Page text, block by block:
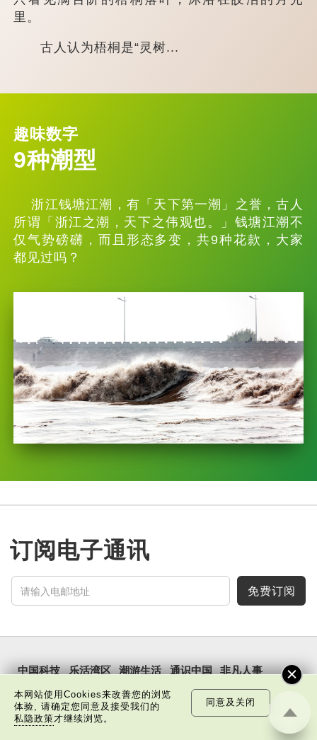
里。
古人认为梧桐是“灵树...
趣味数字
9种潮型
浙江钱塘江潮，有「天下第一潮」之誉，古人
所谓「浙江之潮，天下之伟观也。」钱塘江潮不
仅气势磅礴，而且形态多变，共9种花款，大家
都见过吗？
订阅电子通讯
免费订阅
中国科技 乐活湾区 潮游生活 通识中国 非凡人事
文化精华 焦点纵览 名家观点 国情专题
每周主题 最新影片
本网站使用Cookies来改善您的浏览
体验, 请确定您同意及接受我们的
私隐政策才继续浏览。
同意及关闭